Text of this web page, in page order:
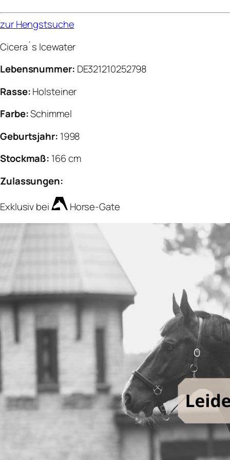
zur Hengstsuche
Cicera´s Icewater
Lebensnummer: DE321210252798
Rasse:Holsteiner
Farbe:Schimmel
Geburtsjahr: 1998
Stockmaß: 166 cm
Zulassungen:
Exklusiv bei
Horse-Gate